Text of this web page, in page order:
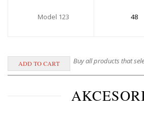
Model 123 48
Buy all products that